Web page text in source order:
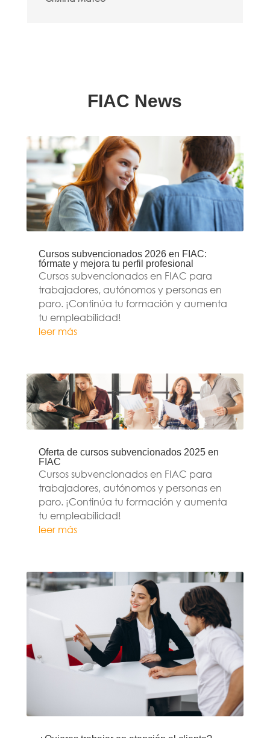
FIAC News
Cursos subvencionados 2026 en FIAC:
fórmate y mejora tu perfil profesional
Cursos subvencionados en FIAC para
trabajadores, autónomos y personas en
paro. ¡Continúa tu formación y aumenta
tu empleabilidad!
leer más
Oferta de cursos subvencionados 2025 en
FIAC
Cursos subvencionados en FIAC para
trabajadores, autónomos y personas en
paro. ¡Continúa tu formación y aumenta
tu empleabilidad!
leer más